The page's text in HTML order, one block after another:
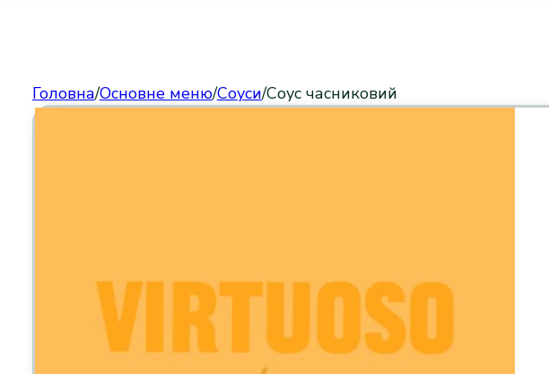
Головна/Основне меню/Соуси/Соус часниковий